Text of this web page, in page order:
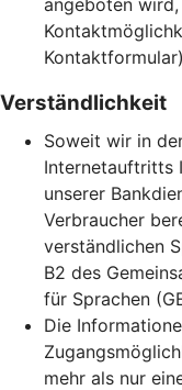
angeboten
Verständlichkeit
Soweit wir in
Internetauftritts
unserer
Verbraucher
verständlichen
B2 des
für Sprachen
Die
mehr als nur